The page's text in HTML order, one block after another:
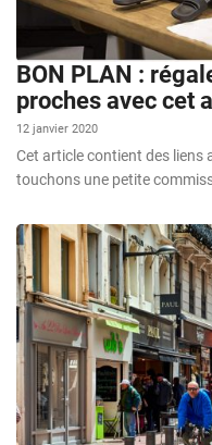
BON PLAN :
proches avec cet
12 janvier 2020
Cet article contient des liens
touchons une petite